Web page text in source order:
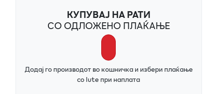
КУПУВАЈ НА РАТИ
СО ОДЛОЖЕНО ПЛАЌАЊЕ
Додај го производот во кошничка и избери плаќање
со Iute при наплата